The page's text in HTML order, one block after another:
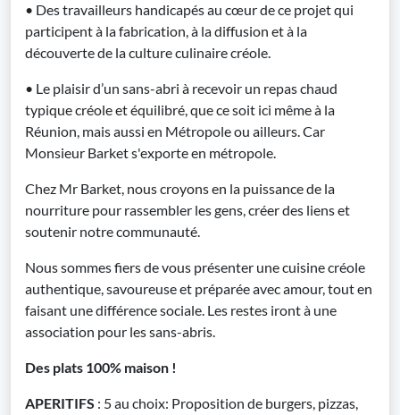
• Des travailleurs handicapés au cœur de ce projet qui
participent à la fabrication, à la diffusion et à la
découverte de la culture culinaire créole.
• Le plaisir d’un sans-abri à recevoir un repas chaud
typique créole et équilibré, que ce soit ici même à la
Réunion, mais aussi en Métropole ou ailleurs. Car
Monsieur Barket s'exporte en métropole.
Chez Mr Barket, nous croyons en la puissance de la
nourriture pour rassembler les gens, créer des liens et
soutenir notre communauté.
Nous sommes fiers de vous présenter une cuisine créole
authentique, savoureuse et préparée avec amour, tout en
faisant une différence sociale. Les restes iront à une
association pour les sans-abris.
Des plats 100% maison !
APERITIFS : 5 au choix: Proposition de burgers, pizzas,